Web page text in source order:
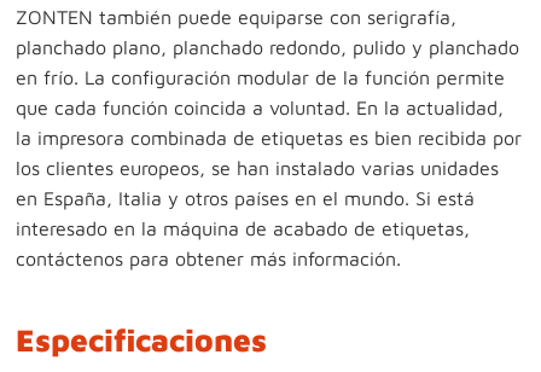
ZONTEN también puede equiparse con serigrafía,
planchado plano, planchado redondo, pulido y planchado
en frío. La configuración modular de la función permite
que cada función coincida a voluntad. En la actualidad,
la impresora combinada de etiquetas es bien recibida por
los clientes europeos, se han instalado varias unidades
en España, Italia y otros países en el mundo. Si está
interesado en la máquina de acabado de etiquetas,
contáctenos para obtener más información.
Especificaciones